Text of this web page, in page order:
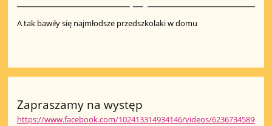
5
A tak bawiły się najmłodsze przedszkolaki w domu
Zapraszamy na występ
https://www.facebook.com/102413314934146/videos/